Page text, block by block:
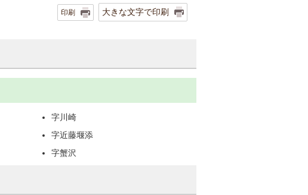
印刷 大きな文字で印刷
字川崎
字近藤堰添
字蟹沢